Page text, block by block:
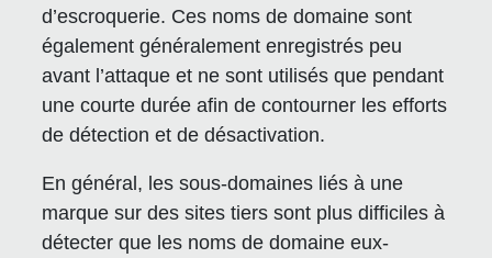
d’escroquerie. Ces noms de domaine sont
également généralement enregistrés peu
avant l’attaque et ne sont utilisés que pendant
une courte durée afin de contourner les efforts
de détection et de désactivation.
En général, les sous-domaines liés à une
marque sur des sites tiers sont plus difficiles à
détecter que les noms de domaine eux-